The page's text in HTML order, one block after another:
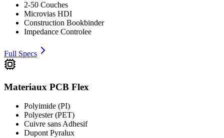
2-50 Couches
Microvias HDI
Construction Bookbinder
Impedance Controlee
Full Specs
Materiaux PCB Flex
Polyimide (PI)
Polyester (PET)
Cuivre sans Adhesif
Dupont Pyralux